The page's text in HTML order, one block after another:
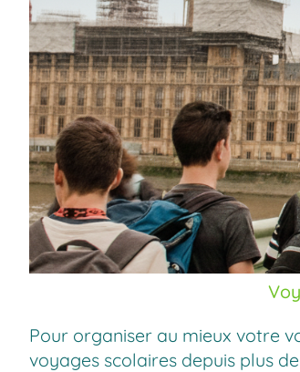
Pour organiser au mieux votre
voyages scolaires depuis plus